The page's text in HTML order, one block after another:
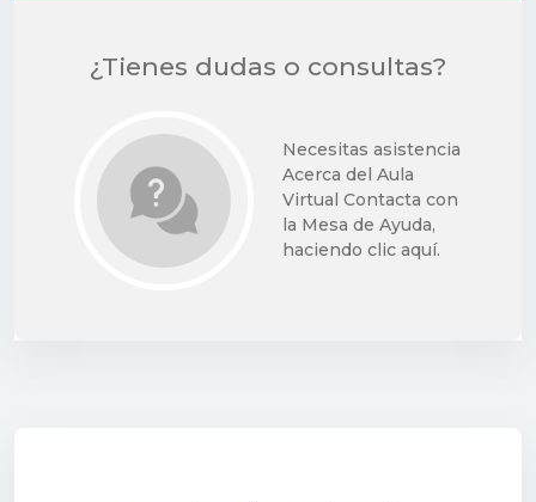
¿Tienes dudas o consultas?
Necesitas asistencia
Acerca del Aula
Virtual Contacta con
la Mesa de Ayuda,
haciendo clic aquí.